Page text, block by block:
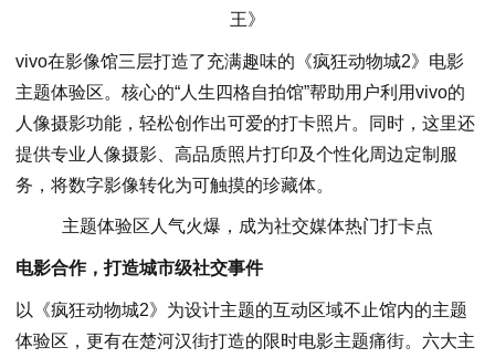
王》
vivo在影像馆三层打造了充满趣味的《疯狂动物城2》电影
主题体验区。核心的“人生四格自拍馆”帮助用户利用vivo的
人像摄影功能，轻松创作出可爱的打卡照片。同时，这里还
提供专业人像摄影、高品质照片打印及个性化周边定制服
务，将数字影像转化为可触摸的珍藏体。
主题体验区人气火爆，成为社交媒体热门打卡点
电影合作，打造城市级社交事件
以《疯狂动物城2》为设计主题的互动区域不止馆内的主题
体验区，更有在楚河汉街打造的限时电影主题痛街。六大主